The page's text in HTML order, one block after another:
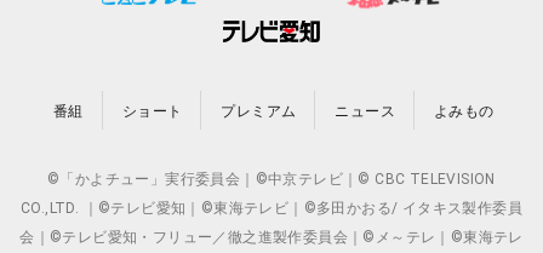
番組 ショート プレミアム ニュース よみもの
©「かよチュー」実行委員会｜©中京テレビ｜© CBC TELEVISION
CO.,LTD. ｜©テレビ愛知｜©東海テレビ｜©多田かおる/ イタキス製作委員
会｜©テレビ愛知・フリュー／徹之進製作委員会｜©メ～テレ｜©東海テレ